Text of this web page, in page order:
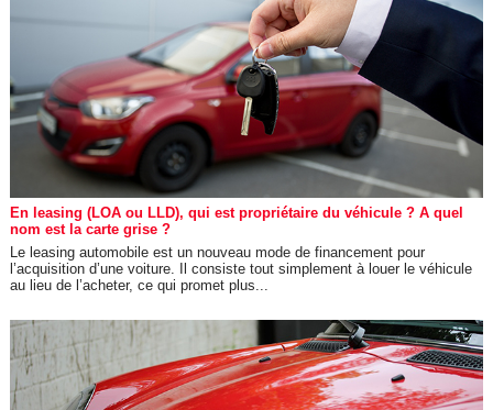
En leasing (LOA ou LLD), qui est propriétaire du véhicule ? A quel
nom est la carte grise ?
Le leasing automobile est un nouveau mode de financement pour
l’acquisition d’une voiture. Il consiste tout simplement à louer le véhicule
au lieu de l’acheter, ce qui promet plus...